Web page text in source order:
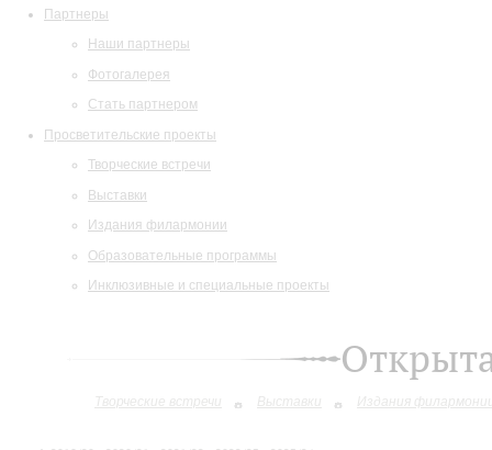
Партнеры
Наши партнеры
Фотогалерея
Стать партнером
Просветительские проекты
Творческие встречи
Выставки
Издания филармонии
Образовательные программы
Инклюзивные и специальные проекты
Творческие встречи Выставки Издания